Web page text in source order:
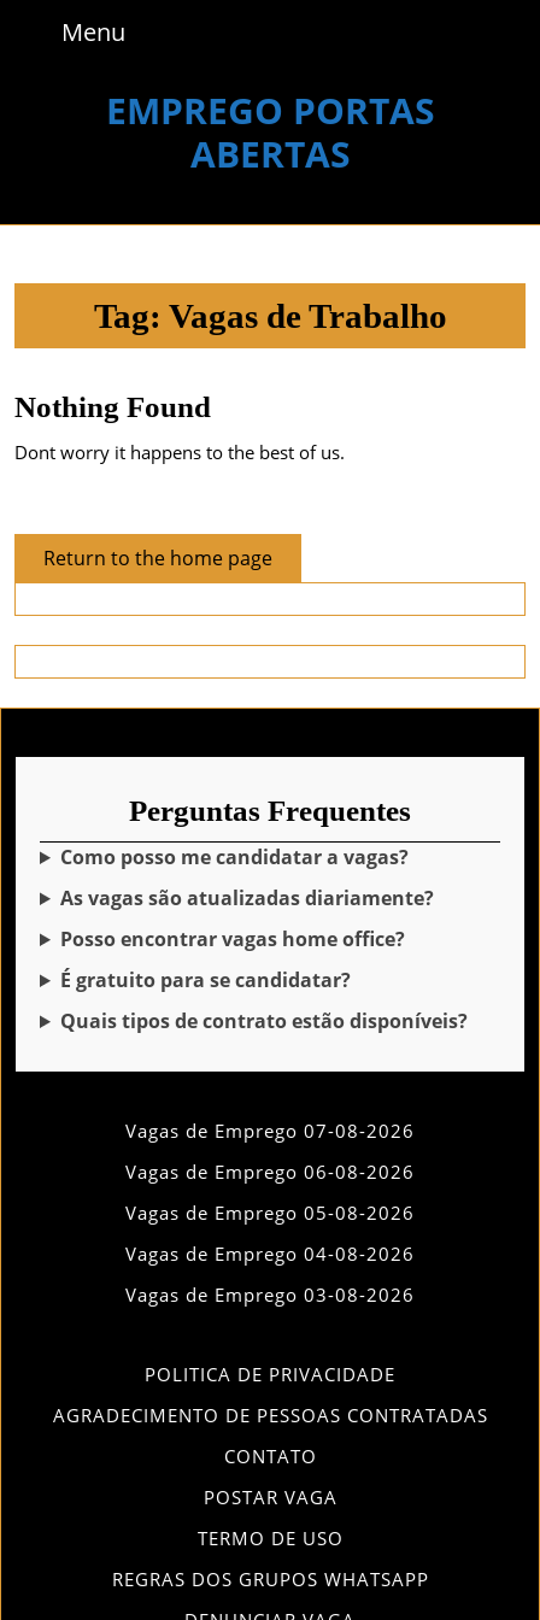
Menu
EMPREGO PORTAS
ABERTAS
Tag: Vagas de Trabalho
Nothing Found
Dont worry it happens to the best of us.
Return to the home pageReturn
to
the
home
page
Perguntas Frequentes
Como posso me candidatar a vagas?
As vagas são atualizadas diariamente?
Posso encontrar vagas home office?
É gratuito para se candidatar?
Quais tipos de contrato estão disponíveis?
Vagas de Emprego 07-08-2026
Vagas de Emprego 06-08-2026
Vagas de Emprego 05-08-2026
Vagas de Emprego 04-08-2026
Vagas de Emprego 03-08-2026
POLITICA DE PRIVACIDADE
AGRADECIMENTO DE PESSOAS CONTRATADAS
CONTATO
POSTAR VAGA
TERMO DE USO
REGRAS DOS GRUPOS WHATSAPP